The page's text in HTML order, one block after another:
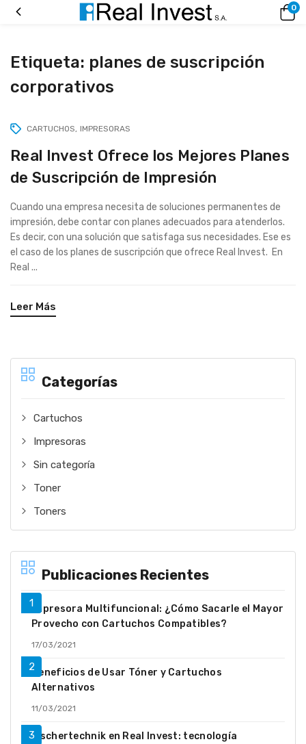
0
Etiqueta: planes de suscripción
corporativos
Categorías
Cartuchos
Impresoras
Sin categoría
Toner
Toners
Publicaciones Recientes
Impresora Multifuncional: ¿Cómo Sacarle el Mayor
Provecho con Cartuchos Compatibles?
17/03/2021
Beneficios de Usar Tóner y Cartuchos
Alternativos
11/03/2021
fischertechnik en Real Invest: tecnología
CARTUCHOS IMPRESORAS
Real Invest Ofrece los Mejores Planes
de Suscripción de Impresión
Cuando una empresa necesita de soluciones permanentes de
impresión, debe contar con planes adecuados para atenderlos.
Es decir, con una solución que satisfaga sus necesidades. Ese es
el caso de los planes de suscripción que ofrece Real Invest. En
Real ...
Leer Más